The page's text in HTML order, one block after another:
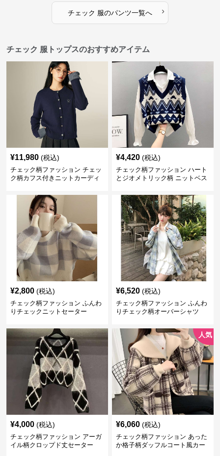
チェック 服のパンツ一覧へ ›
チェック 服トップスのおすすめアイテム
¥11,980 (税込)
チェック柄ファッション チェッ
ク柄カフス付きニットカーディ
¥4,420 (税込)
チェック柄ファッション ハート
とジオメトリック柄 ニットベス
¥2,800 (税込)
チェック柄ファッション ふんわ
りチェックニットセーター
¥6,520 (税込)
チェック柄ファッション ふんわ
りチェック柄オーバーシャツ
¥4,000 (税込)
チェック柄ファッション アーガ
イル柄クロップド丈セーター
人気
¥6,060 (税込)
チェック柄ファッション あった
か格子柄ダッフルコート風カー